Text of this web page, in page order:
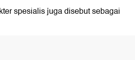
spesialis juga disebut sebagai